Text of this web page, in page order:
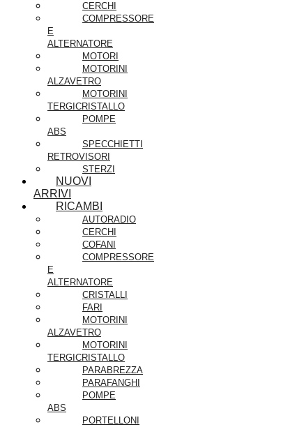
CERCHI
COMPRESSORE
E
ALTERNATORE
MOTORI
MOTORINI
ALZAVETRO
MOTORINI
TERGICRISTALLO
POMPE
ABS
SPECCHIETTI
RETROVISORI
STERZI
NUOVI
ARRIVI
RICAMBI
AUTORADIO
CERCHI
COFANI
COMPRESSORE
E
ALTERNATORE
CRISTALLI
FARI
MOTORINI
ALZAVETRO
MOTORINI
TERGICRISTALLO
PARABREZZA
PARAFANGHI
POMPE
ABS
PORTELLONI